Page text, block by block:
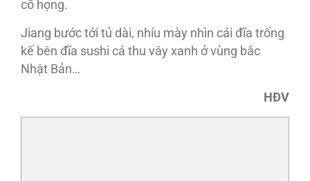
cổ họng.
Jiang bước tới tủ dài, nhíu mày nhìn cái đĩa trống
kế bên đĩa sushi cá thu vây xanh ở vùng bắc
Nhật Bản…
HĐV